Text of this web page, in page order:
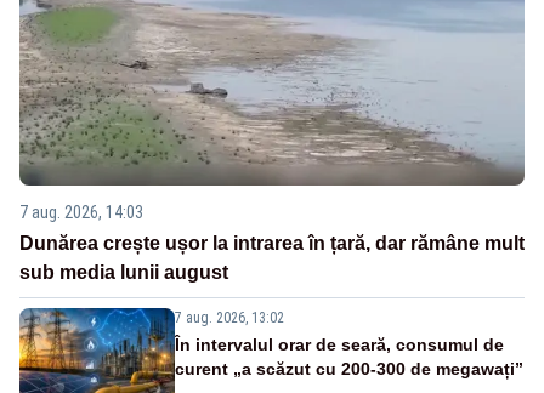
7 aug. 2026, 14:03
Dunărea crește ușor la intrarea în țară, dar rămâne mult
sub media lunii august
7 aug. 2026, 13:02
În intervalul orar de seară, consumul de
curent „a scăzut cu 200-300 de megawați”